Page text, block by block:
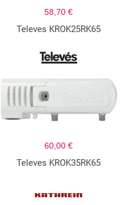
58,70 €
Televes KROK25RK65
60,00 €
Televes KROK35RK65